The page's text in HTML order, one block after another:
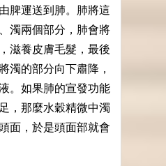
脾運送到肺。肺將這
濁兩個部分，肺會將
滋養皮膚毛髮，最後
濁的部分向下肅降，
。如果肺的宣發功能
，那麼水穀精微中濁
面，於是頭面部就會